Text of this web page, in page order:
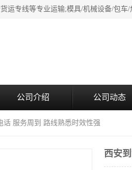
公司介绍 公司动态
话 服务周到 路线熟悉时效性强
西安